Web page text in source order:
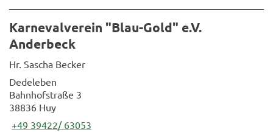
Karnevalverein "Blau-Gold" e.V.
Anderbeck
Hr. Sascha Becker
Dedeleben
Bahnhofstraße 3
38836 Huy
+49 39422/ 63053